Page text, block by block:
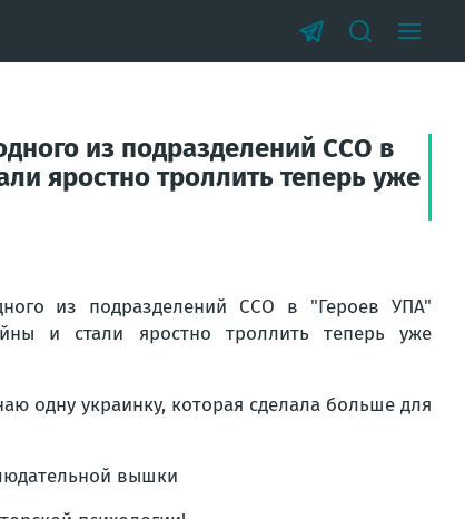
из подразделений ССО в
яростно троллить теперь уже
из подразделений ССО в "Героев УПА"
и стали яростно троллить теперь уже
одну украинку, которая сделала больше для
вышки